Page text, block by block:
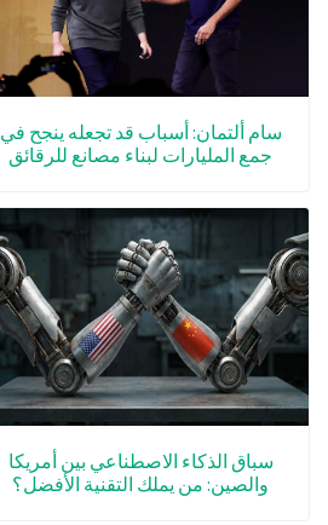
سام ألتمان: أسباب قد تجعله ينجح في
جمع المليارات لبناء مصانع للرقائق
سباق الذكاء الاصطناعي بين أمريكا
والصين: من يملك التقنية الأفضل؟